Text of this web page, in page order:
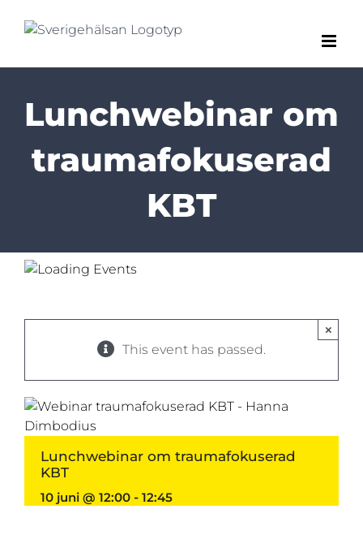
Lunchwebinar om
traumafokuserad
KBT
This event has passed.
×
Lunchwebinar om traumafokuserad
KBT
10 juni @ 12:00 - 12:45